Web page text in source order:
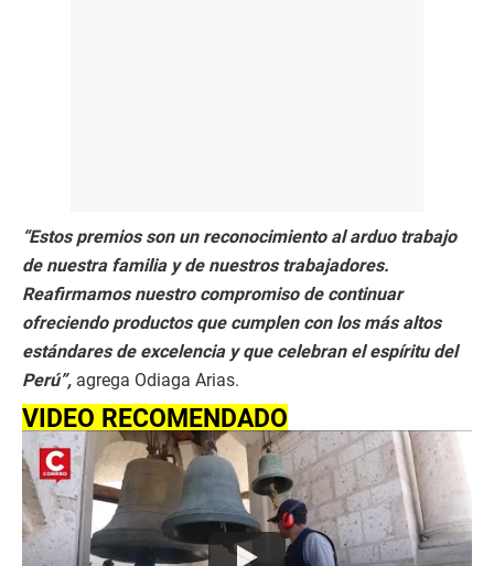
“Estos premios son un reconocimiento al arduo trabajo
de nuestra familia y de nuestros trabajadores.
Reafirmamos nuestro compromiso de continuar
ofreciendo productos que cumplen con los más altos
estándares de excelencia y que celebran el espíritu del
Perú”, agrega Odiaga Arias.
VIDEO RECOMENDADO